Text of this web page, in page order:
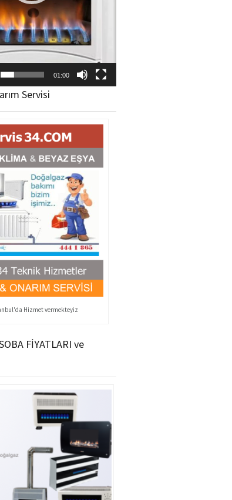
01:00
Servisi
Hizmet vermekteyiz
FİYATLARI ve